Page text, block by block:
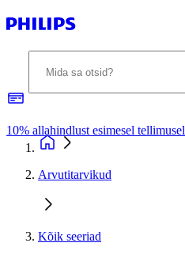
10% allahindlust esimesel tellimusel
Arvutitarvikud
Kõik seeriad